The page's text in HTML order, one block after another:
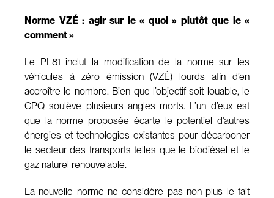
Norme VZÉ : agir sur le « quoi » plutôt que le «
comment »
Le PL81 inclut la modification de la norme sur les
véhicules à zéro émission (VZÉ) lourds afin d’en
accroître le nombre. Bien que l’objectif soit louable, le
CPQ soulève plusieurs angles morts. L’un d’eux est
que la norme proposée écarte le potentiel d’autres
énergies et technologies existantes pour décarboner
le secteur des transports telles que le biodiésel et le
gaz naturel renouvelable.
La nouvelle norme ne considère pas non plus le fait